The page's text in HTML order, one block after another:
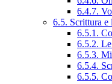
6.4.7.
6.5. Scrittura e
6.5.1.
6.5.2.
6.5.3.
6.5.4.
6.5.5.